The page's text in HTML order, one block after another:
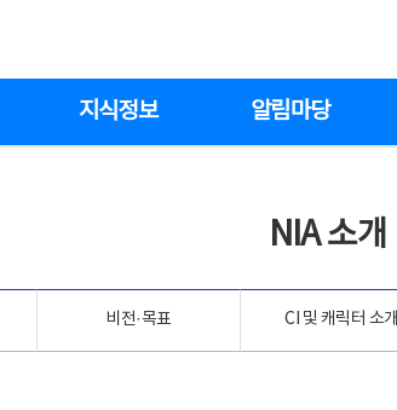
지식정보 알림마당
NIA 소개
비전·목표 CI 및 캐릭터 소개